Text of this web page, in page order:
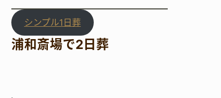
シンプル1日葬
浦和斎場で2日葬